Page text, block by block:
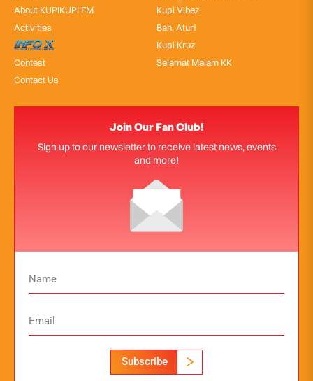
About KUPIKUPI FM
Activities
InfoX
Contest
Contact Us
Kupi Vibez
Bah, Atur!
Kupi Kruz
Selamat Malam KK
Join Our Fan Club!
Sign up to our newsletter to receive latest news, events
and more!
Subscribe